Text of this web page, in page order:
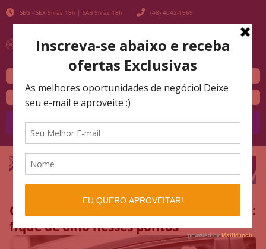
SEG - SEX 9h às 19h | SAB 9h às 18h (48) 4042-1969
Buscar
Cuidados ao comprar um veículo usado:
fique de olho nesses pontos